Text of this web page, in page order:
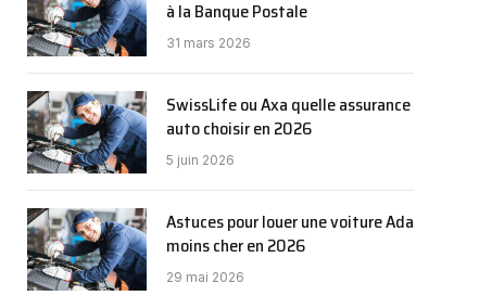
à la Banque Postale
31 mars 2026
SwissLife ou Axa quelle assurance
auto choisir en 2026
5 juin 2026
Astuces pour louer une voiture Ada
moins cher en 2026
29 mai 2026